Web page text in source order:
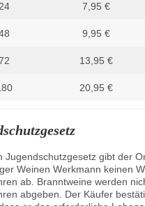
7,95 €
9,95 €
13,95 €
20,95 €
Jugendschutzgesetz gibt der
Weinen Werkmann keinen
ab. Branntweine werden
abgeben. Der Käufer